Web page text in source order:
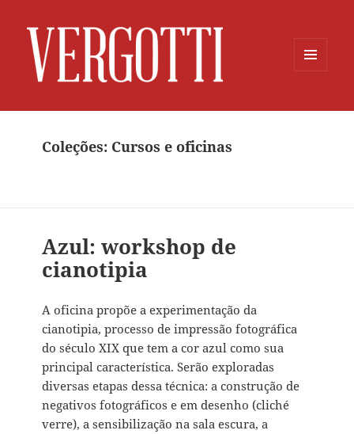
Coleções: Cursos e oficinas
Azul: workshop de
cianotipia
A oficina propõe a experimentação da
cianotipia, processo de impressão fotográfica
do século XIX que tem a cor azul como sua
principal característica. Serão exploradas
diversas etapas dessa técnica: a construção de
negativos fotográficos e em desenho (cliché
verre), a sensibilização na sala escura, a